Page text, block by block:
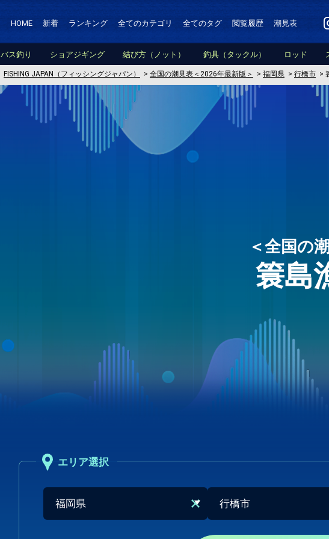
HOME 新着 ランキング 全てのカテゴリ 全てのタグ 閲覧履歴 潮見表
バス釣り ショアジギング 結び方（ノット） 釣具（タックル） ロッド
FISHING JAPAN（フィッシングジャパン） > 全国の潮見表＜2026年最新版＞ > 福岡県 > 行橋市 >
＜全国の
簑島
エリア選択